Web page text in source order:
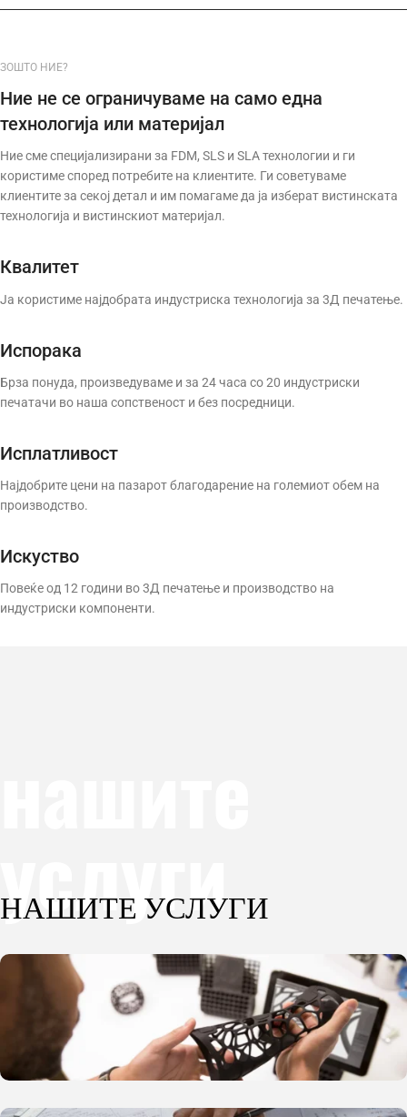
ЗОШТО НИЕ?
Ние не се ограничуваме на само една
технологија или материјал
Ние сме специјализирани за FDM, SLS и SLA технологии и ги
користиме според потребите на клиентите. Ги советуваме
клиентите за секој детал и им помагаме да ја изберат вистинската
технологија и вистинскиот материјал.
Квалитет
Ја користиме најдобрата индустриска технологија за 3Д печатење.
Испорака
Брза понуда, произведуваме и за 24 часа со 20 индустриски
печатачи во наша сопственост и без посредници.
Исплатливост
Најдобрите цени на пазарот благодарение на големиот обем на
производство.
Искуство
Повеќе од 12 години во 3Д печатење и производство на
индустриски компоненти.
услуги
НАШИТЕ УСЛУГИ